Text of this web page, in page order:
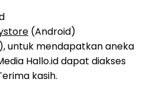
(Android)
untuk mendapatkan aneka
Hallo.id dapat diakses
kasih.